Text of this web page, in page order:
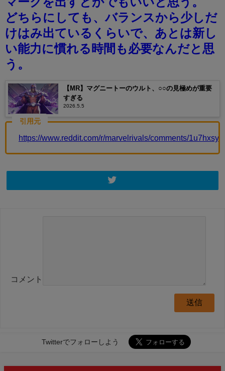
どちらにしても、バランスから少しだ
けはみ出ているくらいで、あとは新し
い能力に慣れる時間も必要なんだと思
う。
【MR】マグニートーのウルト、○○の見極めが重要
すぎる
2026.5.5
引用元
https://www.reddit.com/r/marvelrivals/comments/
コメント
Twitterでフォローしよう